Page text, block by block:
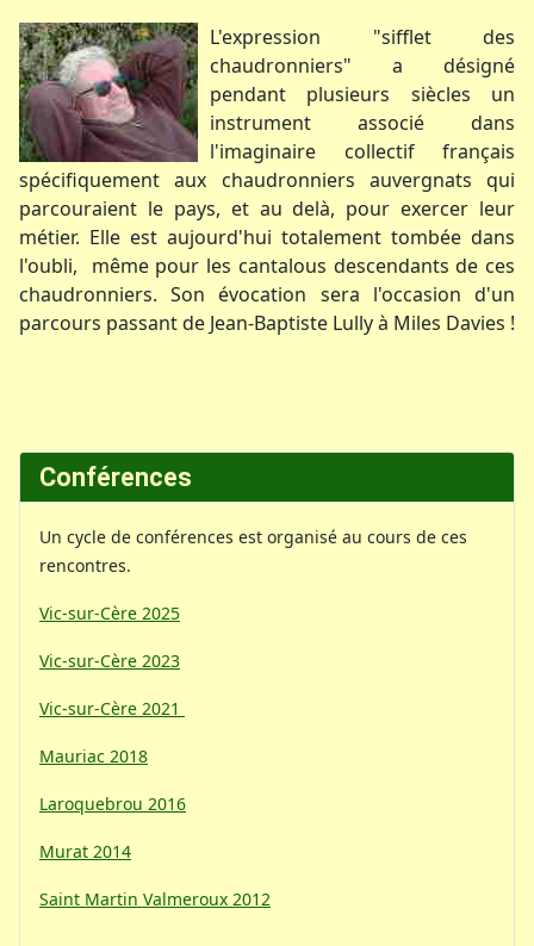
L'expression "sifflet des
chaudronniers" a désigné
pendant plusieurs siècles un
instrument associé dans
l'imaginaire collectif français
spécifiquement aux chaudronniers auvergnats qui
parcouraient le pays, et au delà, pour exercer leur
métier. Elle est aujourd'hui totalement tombée dans
l'oubli, même pour les cantalous descendants de ces
chaudronniers. Son évocation sera l'occasion d'un
parcours passant de Jean-Baptiste Lully à Miles Davies !
Conférences
Un cycle de conférences est organisé au cours de ces
rencontres.
Vic-sur-Cère 2025
Vic-sur-Cère 2023
Vic-sur-Cère 2021
Mauriac 2018
Laroquebrou 2016
Murat 2014
Saint Martin Valmeroux 2012